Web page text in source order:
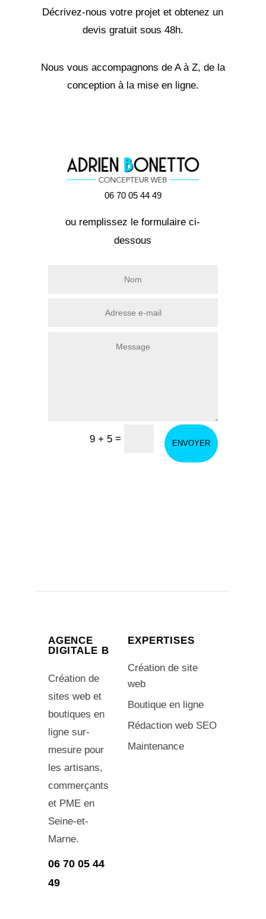
Décrivez-nous votre projet et obtenez un
devis gratuit sous 48h.
Nous vous accompagnons de A à Z, de la
conception à la mise en ligne.
06 70 05 44 49
ou remplissez le formulaire ci-
dessous
9 + 5 = ENVOYER
AGENCE
DIGITALE B
Création de
sites web et
boutiques en
ligne sur-
mesure pour
les artisans,
commerçants
et PME en
Seine-et-
Marne.
06 70 05 44
49
EXPERTISES
Création de site
web
Boutique en ligne
Rédaction web SEO
Maintenance